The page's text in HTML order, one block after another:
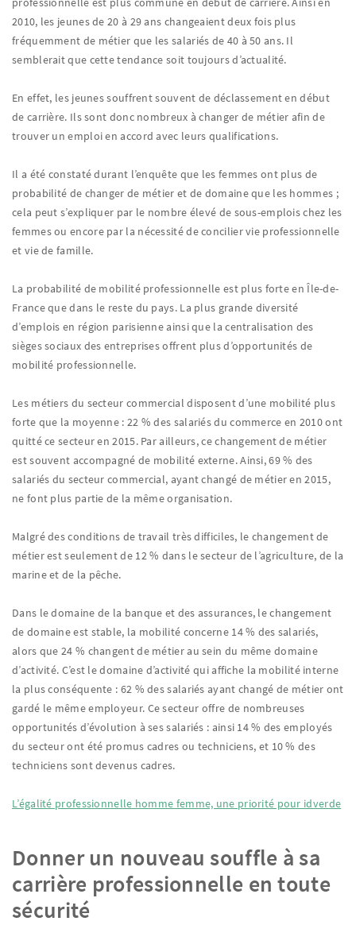
2010, les jeunes de 20 à 29 ans changeaient deux fois plus
fréquemment de métier que les salariés de 40 à 50 ans. Il
semblerait que cette tendance soit toujours d’actualité.
En effet, les jeunes souffrent souvent de déclassement en début
de carrière. Ils sont donc nombreux à changer de métier afin de
trouver un emploi en accord avec leurs qualifications.
Il a été constaté durant l’enquête que les femmes ont plus de
probabilité de changer de métier et de domaine que les hommes ;
cela peut s’expliquer par le nombre élevé de sous-emplois chez les
femmes ou encore par la nécessité de concilier vie professionnelle
et vie de famille.
La probabilité de mobilité professionnelle est plus forte en Île-de-
France que dans le reste du pays. La plus grande diversité
d’emplois en région parisienne ainsi que la centralisation des
sièges sociaux des entreprises offrent plus d’opportunités de
mobilité professionnelle.
Les métiers du secteur commercial disposent d’une mobilité plus
forte que la moyenne : 22 % des salariés du commerce en 2010 ont
quitté ce secteur en 2015. Par ailleurs, ce changement de métier
est souvent accompagné de mobilité externe. Ainsi, 69 % des
salariés du secteur commercial, ayant changé de métier en 2015,
ne font plus partie de la même organisation.
Malgré des conditions de travail très difficiles, le changement de
métier est seulement de 12 % dans le secteur de l’agriculture, de la
marine et de la pêche.
Dans le domaine de la banque et des assurances, le changement
de domaine est stable, la mobilité concerne 14 % des salariés,
alors que 24 % changent de métier au sein du même domaine
d’activité. C’est le domaine d’activité qui affiche la mobilité interne
la plus conséquente : 62 % des salariés ayant changé de métier ont
gardé le même employeur. Ce secteur offre de nombreuses
opportunités d’évolution à ses salariés : ainsi 14 % des employés
du secteur ont été promus cadres ou techniciens, et 10 % des
techniciens sont devenus cadres.
L’égalité professionnelle homme femme, une priorité pour idverde
Donner un nouveau souffle à sa
carrière professionnelle en toute
sécurité